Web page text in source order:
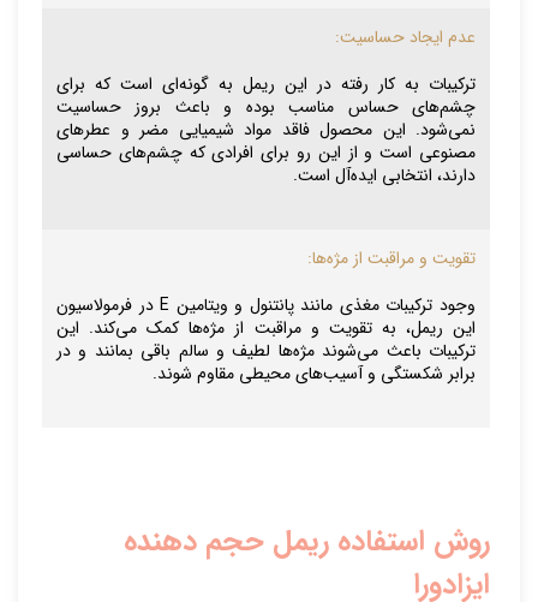
عدم ایجاد حساسیت:
ترکیبات به کار رفته در این ریمل به گونه‌ای است که برای
چشم‌های حساس مناسب بوده و باعث بروز حساسیت
نمی‌شود. این محصول فاقد مواد شیمیایی مضر و عطرهای
مصنوعی است و از این رو برای افرادی که چشم‌های حساسی
دارند، انتخابی ایده‌آل است.
تقویت و مراقبت از مژه‌ها:
وجود ترکیبات مغذی مانند پانتنول و ویتامین E در فرمولاسیون
این ریمل، به تقویت و مراقبت از مژه‌ها کمک می‌کند. این
ترکیبات باعث می‌شوند مژه‌ها لطیف و سالم باقی بمانند و در
برابر شکستگی و آسیب‌های محیطی مقاوم شوند.
روش استفاده ریمل حجم دهنده
ایزادورا